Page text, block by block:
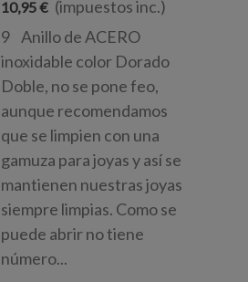
10,95 € (impuestos inc.)
9 Anillo de ACERO
inoxidable color Dorado
Doble, no se pone feo,
aunque recomendamos
que se limpien con una
gamuza para joyas y así se
mantienen nuestras joyas
siempre limpias. Como se
puede abrir no tiene
número...